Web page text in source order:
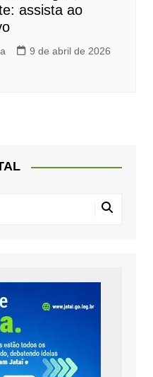
assista ao
9 de abril de 2026